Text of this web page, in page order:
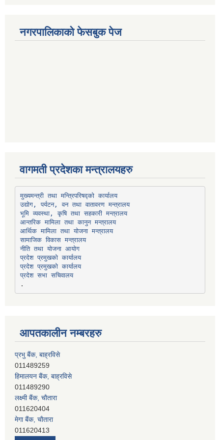
नगरपालिकाको फेसबुक पेज
वागमती प्रदेशका मन्त्रालयहरु
मुख्यमन्त्री तथा मन्त्रिपरिषद्को कार्यालय
उद्योग, पर्यटन, वन तथा वातावरण मन्त्रालय
भूमि व्यवस्था, कृषि तथा सहकारी मन्त्रालय
आन्तरिक मामिला तथा कानुन मन्त्रालय
आर्थिक मामिला तथा योजना मन्त्रालय
सामाजिक विकास मन्त्रालय
नीति तथा योजना आयोग
प्रदेश प्रमुखको कार्यालय
प्रदेश प्रमुखको कार्यालय
प्रदेश सभा सचिवालय
आपतकालीन नम्बरहरु
हिमालयन बैंक, बाह्रविसे
011489290
लक्ष्मी बैंक, चाैतारा
011620404
मेगा बैंक, चाैतारा
011620413
जनता बैंक, चाैतारा
011620406